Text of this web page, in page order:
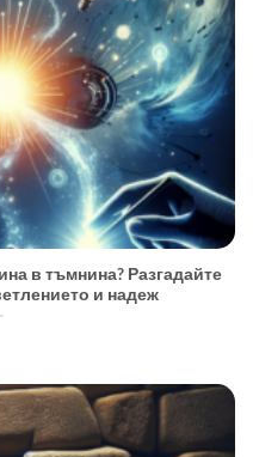
в тъмнина? Разгадайте
и надеж